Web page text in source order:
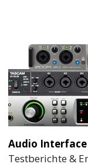
Audio Interface
Testberichte &